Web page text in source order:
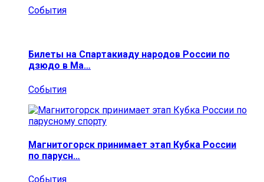
События
Билеты на Спартакиаду народов России по
дзюдо в Ма…
События
Магнитогорск принимает этап Кубка России
по парусн…
События